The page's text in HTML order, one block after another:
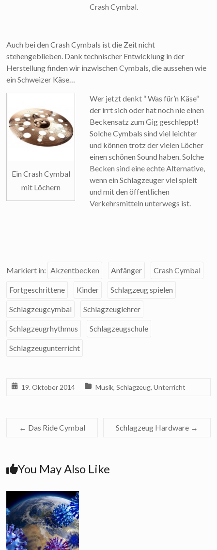
Crash Cymbal.
Auch bei den Crash Cymbals ist die Zeit nicht
stehengeblieben. Dank technischer Entwicklung in der
Herstellung finden wir inzwischen Cymbals, die aussehen wie
ein Schweizer Käse…
Ein Crash Cymbal
mit Löchern
Wer jetzt denkt “ Was für’n Käse“
der irrt sich oder hat noch nie einen
Beckensatz zum Gig geschleppt!
Solche Cymbals sind viel leichter
und können trotz der vielen Löcher
einen schönen Sound haben. Solche
Becken sind eine echte Alternative,
wenn ein Schlagzeuger viel spielt
und mit den öffentlichen
Verkehrsmitteln unterwegs ist.
Markiert in: Akzentbecken Anfänger Crash Cymbal
Fortgeschrittene Kinder Schlagzeug spielen
Schlagzeugcymbal Schlagzeuglehrer
Schlagzeugrhythmus Schlagzeugschule
Schlagzeugunterricht
19. Oktober 2014 Musik,Schlagzeug,Unterricht
← Das Ride Cymbal Schlagzeug Hardware →
You May Also Like